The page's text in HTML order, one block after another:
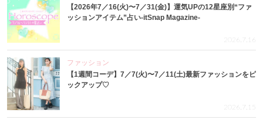
【2026年7／16(火)〜7／31(金)】運気UPの12星座別“ファ
ッションアイテム”占い-itSnap Magazine-
2026.7.16
ファッション
【1週間コーデ】7／7(火)〜7／11(土)最新ファッションをピ
ックアップ♡
2026.7.15